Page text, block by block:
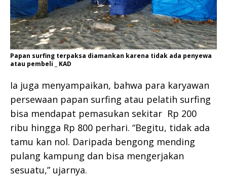
Papan surfing terpaksa diamankan karena tidak ada penyewa
atau pembeli _ KAD
Ia juga menyampaikan, bahwa para karyawan
persewaan papan surfing atau pelatih surfing
bisa mendapat pemasukan sekitar Rp 200
ribu hingga Rp 800 perhari. “Begitu, tidak ada
tamu kan nol. Daripada bengong mending
pulang kampung dan bisa mengerjakan
sesuatu,” ujarnya.